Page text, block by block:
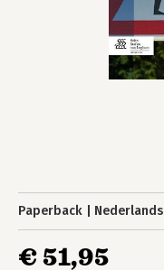
Paperback Nederlands
€ 51,95